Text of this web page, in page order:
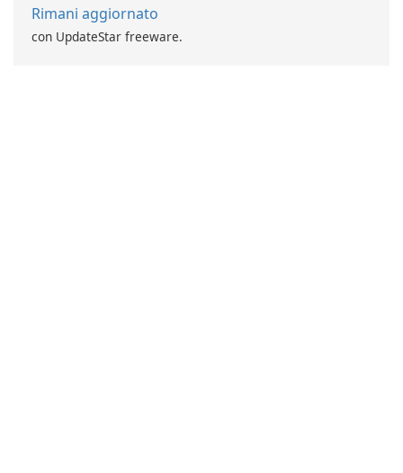
Rimani aggiornato
con UpdateStar freeware.